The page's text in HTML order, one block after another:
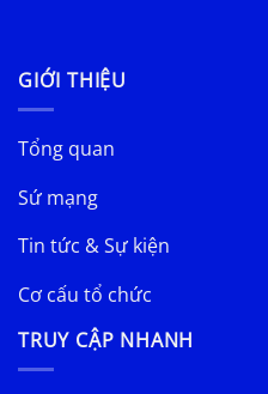
GIỚI THIỆU
Tổng quan
Sứ mạng
Tin tức & Sự kiện
Cơ cấu tổ chức
TRUY CẬP NHANH